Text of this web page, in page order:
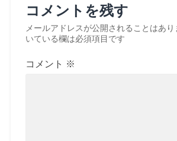
コメントを残す
メールアドレスが公開されることはあり
いている欄は必須項目です
コメント ※